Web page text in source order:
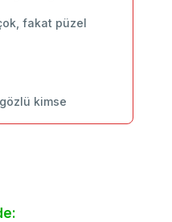
fakat püzel
kimse